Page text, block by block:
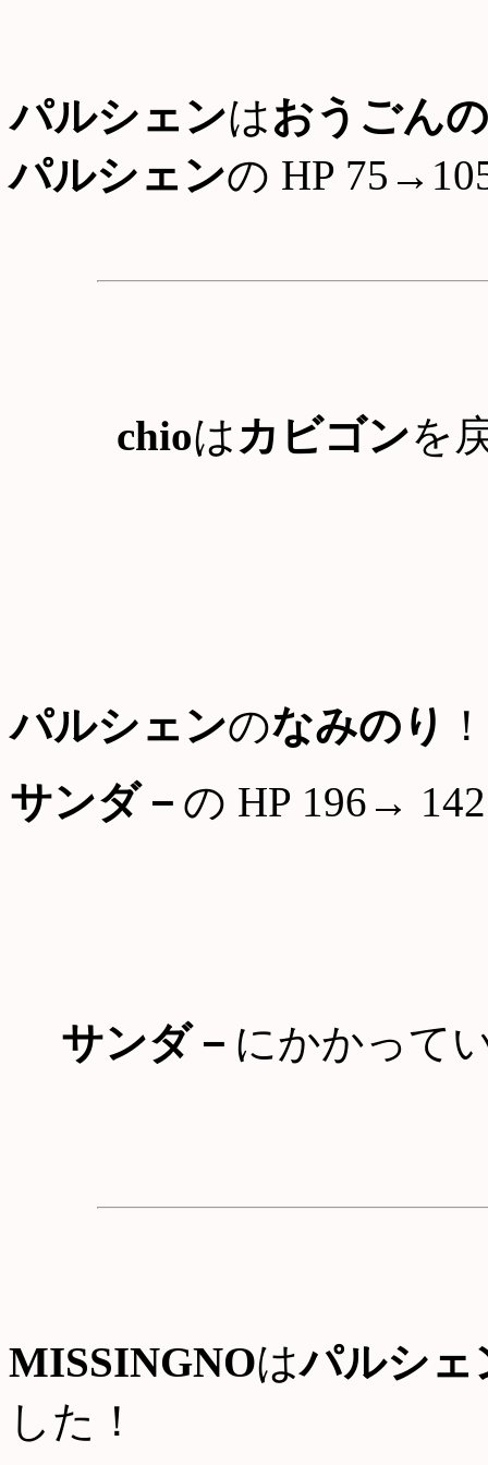
パルシェンはおうごん
パルシェンの HP
chioは カビゴンを
パルシェンのなみのり
！
サンダ－ の HP 196→ 142
サンダ－ にかかって
MISSINGNOはパルシェ
した！